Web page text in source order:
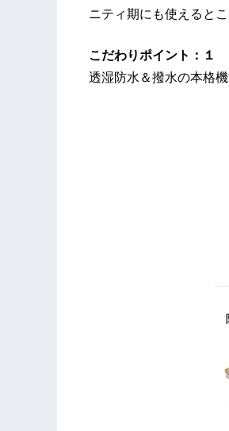
ニティ期にも使えると
こだわりポイント：１
透湿防水＆撥水の本格